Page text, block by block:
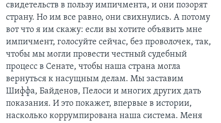
свидетельств в пользу импичмента, и они позорят
страну. Но им все равно, они свихнулись. А потому
вот что я им скажу: если вы хотите объявить мне
импичмент, голосуйте сейчас, без проволочек, так,
чтобы мы могли провести честный судебный
процесс в Сенате, чтобы наша страна могла
вернуться к насущным делам. Мы заставим
Шиффа, Байденов, Пелоси и многих других дать
показания. И это покажет, впервые в истории,
насколько коррумпирована наша система. Меня